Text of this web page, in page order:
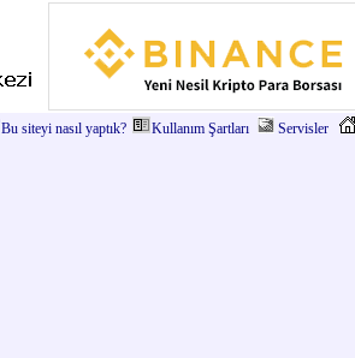
Bu siteyi nasıl yaptık? Kullanım Şartları Servisler